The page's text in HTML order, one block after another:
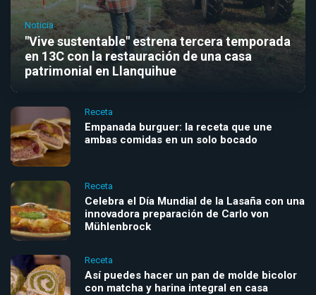
Noticia
"Vive sustentable" estrena tercera temporada
en 13C con la restauración de una casa
patrimonial en Llanquihue
Receta
Empanada burguer: la receta que une
ambas comidas en un solo bocado
Receta
Celebra el Día Mundial de la Lasaña con una
innovadora preparación de Carlo von
Mühlenbrock
Receta
Así puedes hacer un pan de molde bicolor
con matcha y harina integral en casa